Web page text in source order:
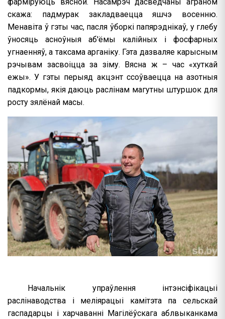
скажа: падмурак закладваецца яшчэ восенню.
Менавіта ў гэты час, пасля ўборкі папярэднікаў, у глебу
ўносяць асноўныя аб'ёмы калійных і фосфарных
угнаенняў, а таксама арганіку. Гэта дазваляе карысным
рэчывам засвоіцца за зіму. Вясна ж – час «хуткай
ежы». У гэты перыяд акцэнт ссоўваецца на азотныя
падкормы, якія даюць раслінам магутны штуршок для
росту зялёнай масы.
Начальнік упраўлення інтэнсіфікацыі
раслінаводства і меліярацыі камітэта па сельскай
гаспадарцы і харчаванні Магілёўскага аблвыканкама